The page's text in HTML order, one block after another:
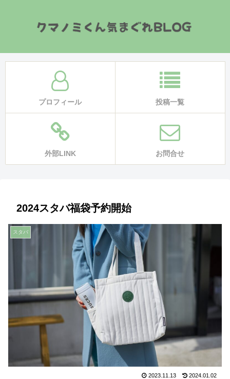
プロフィール 投稿一覧
外部LINK お問合せ
2024スタバ福袋予約開始
スタバ
2023.11.13 2024.01.02